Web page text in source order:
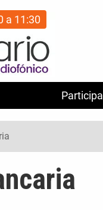
Participa
a 11:30